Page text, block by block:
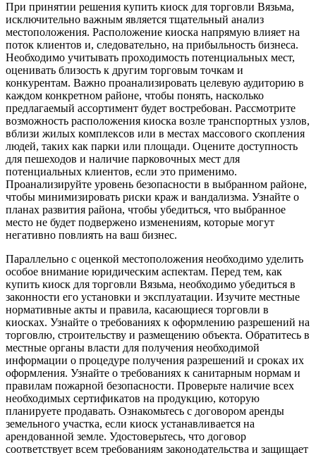
При принятии решения купить киоск для торговли Вязьма,
исключительно важным является тщательный анализ
местоположения. Расположение киоска напрямую влияет на
поток клиентов и, следовательно, на прибыльность бизнеса.
Необходимо учитывать проходимость потенциальных мест,
оценивать близость к другим торговым точкам и
конкурентам. Важно проанализировать целевую аудиторию в
каждом конкретном районе, чтобы понять, насколько
предлагаемый ассортимент будет востребован. Рассмотрите
возможность расположения киоска возле транспортных узлов,
вблизи жилых комплексов или в местах массового скопления
людей, таких как парки или площади. Оцените доступность
для пешеходов и наличие парковочных мест для
потенциальных клиентов, если это применимо.
Проанализируйте уровень безопасности в выбранном районе,
чтобы минимизировать риски краж и вандализма. Узнайте о
планах развития района, чтобы убедиться, что выбранное
место не будет подвержено изменениям, которые могут
негативно повлиять на ваш бизнес.
Параллельно с оценкой местоположения необходимо уделить
особое внимание юридическим аспектам. Перед тем, как
купить киоск для торговли Вязьма, необходимо убедиться в
законности его установки и эксплуатации. Изучите местные
нормативные акты и правила, касающиеся торговли в
киосках. Узнайте о требованиях к оформлению разрешений на
торговлю, строительству и размещению объекта. Обратитесь в
местные органы власти для получения необходимой
информации о процедуре получения разрешений и сроках их
оформления. Узнайте о требованиях к санитарным нормам и
правилам пожарной безопасности. Проверьте наличие всех
необходимых сертификатов на продукцию, которую
планируете продавать. Ознакомьтесь с договором аренды
земельного участка, если киоск устанавливается на
арендованной земле. Удостоверьтесь, что договор
соответствует всем требованиям законодательства и защищает